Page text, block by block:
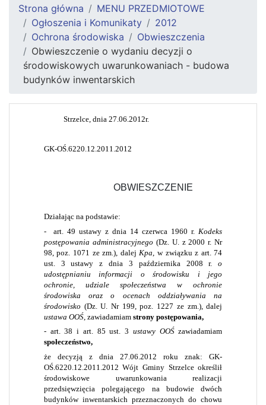
Strona główna
MENU PRZEDMIOTOWE
Ogłoszenia i Komunikaty
2012
Ochrona środowiska
Obwieszczenia
Obwieszczenie o wydaniu decyzji o
środowiskowych uwarunkowaniach - budowa
budynków inwentarskich
Strzelce, dnia 27.06.2012r.
GK-OŚ.6220.12.2011.2012
OBWIESZCZENIE
Działając na podstawie:
-
art. 49 ustawy z dnia 14 czerwca 1960 r. Kodeks
postępowania administracyjnego (Dz. U. z 2000 r. Nr
98, poz. 1071 ze zm.), dalej Kpa , w związku z art. 74
ust. 3 ustawy z dnia 3 października 2008 r. o
udostępnianiu informacji o środowisku i jego
ochronie, udziale społeczeństwa w ochronie
środowiska oraz o ocenach oddziaływania na
środowisko (Dz. U. Nr 199, poz. 1227 ze zm.), dalej
ustawa OOŚ, zawiadamiam strony postępowania,
- art. 38 i art. 85 ust. 3 ustawy OOŚzawiadamiam
społeczeństwo,
że decyzją z dnia 27.06.2012 roku znak:
GK-
OŚ.6220.12.2011.2012Wójt Gminy Strzelceokreślił
środowiskowe uwarunkowania realizacji
przedsięwzięcia polegającego na budowie dwóch
budynków inwentarskich przeznaczonych do chowu